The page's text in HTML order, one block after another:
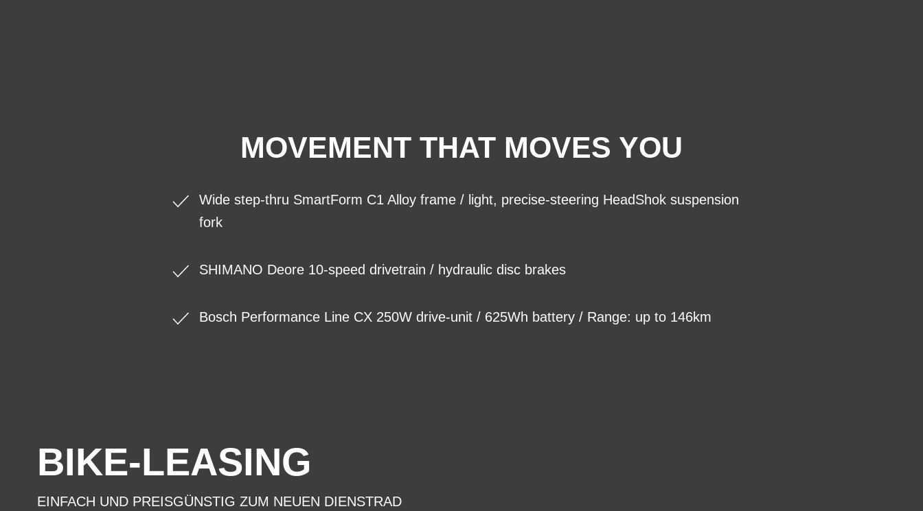
MOVEMENT THAT MOVES YOU
Wide step-thru SmartForm C1 Alloy frame / light, precise-steering HeadShok suspension
fork
SHIMANO Deore 10-speed drivetrain / hydraulic disc brakes
Bosch Performance Line CX 250W drive-unit / 625Wh battery / Range: up to 146km
BIKE-LEASING
EINFACH UND PREISGÜNSTIG ZUM NEUEN DIENSTRAD